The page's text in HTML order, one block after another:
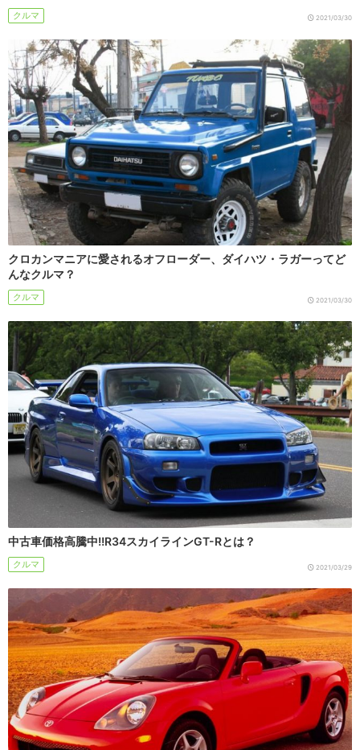
クルマ 2021/03/30
クロカンマニアに愛されるオフローダー、ダイハツ・ラガーってど
んなクルマ？
クルマ 2021/03/30
中古車価格高騰中!!R34スカイラインGT-Rとは？
クルマ 2021/03/29